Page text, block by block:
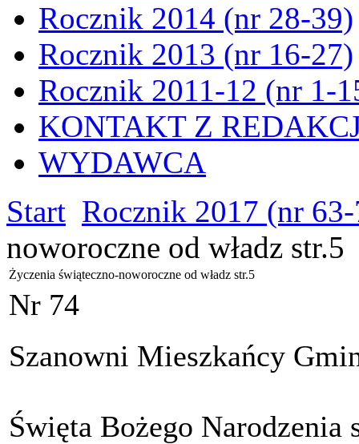
Rocznik 2014 (nr 28-39)
Rocznik 2013 (nr 16-27)
Rocznik 2011-12 (nr 1-
KONTAKT Z
WYDAWCA
Start Rocznik 2017 (nr
noworoczne od władz str.5
Życzenia świąteczno-noworoczne od władz str.5
Nr 74
Szanowni Mieszkańcy
Święta Bożego